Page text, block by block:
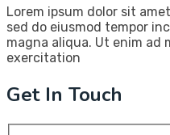
Lorem ipsum dolor sit
sed do eiusmod tempor
magna aliqua. Ut enim ad
exercitation
Get In Touch